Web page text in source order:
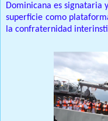
Dominicana es signataria
superficie como
la confraternidad